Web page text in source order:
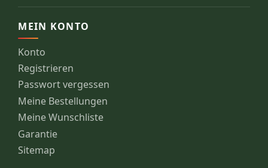
MEIN KONTO
Konto
Registrieren
Passwort vergessen
Meine Bestellungen
Meine Wunschliste
Garantie
Sitemap